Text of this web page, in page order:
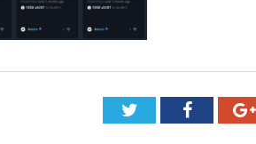
TwitterFacebook